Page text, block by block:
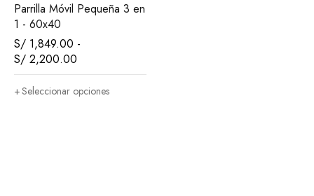
Parrilla Móvil Pequeña 3 en
1 - 60x40
S/ 1,849.00 -
S/ 2,200.00
Seleccionar opciones